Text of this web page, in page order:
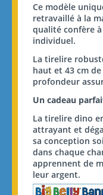
Ce modèle
retravaillé à la
qualité confère
individuel.
La tirelire
haut et 43 cm
profondeur
Un cadeau
La tirelire dino
attrayant et
sa conception
dans chaque
apprennent de
leur argent.